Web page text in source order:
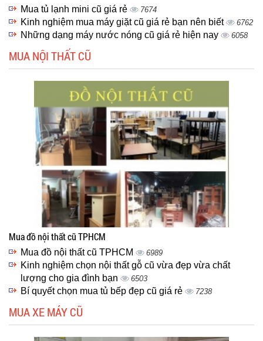
Mua tủ lạnh mini cũ giá rẻ 7674
Kinh nghiệm mua máy giặt cũ giá rẻ bạn nên biết 6762
Những dạng máy nước nóng cũ giá rẻ hiện nay 6058
MUA NỘI THẤT CŨ
Mua đồ nội thất cũ TPHCM
Mua đồ nội thất cũ TPHCM 6989
Kinh nghiệm chọn nội thất gỗ cũ vừa đẹp vừa chất
lượng cho gia đình bạn
6503
Bí quyết chọn mua tủ bếp đẹp cũ giá rẻ 7238
MUA XE MÁY CŨ